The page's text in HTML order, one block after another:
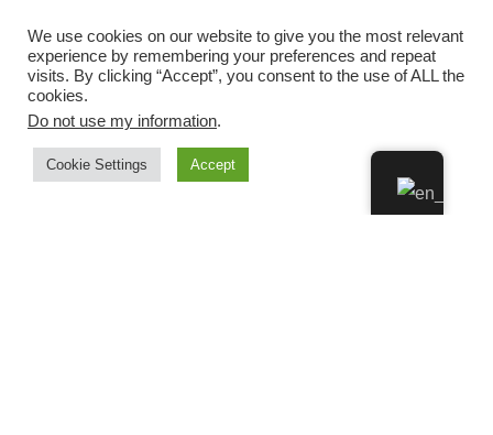
We use cookies on our website to give you the most relevant
experience by remembering your preferences and repeat
visits. By clicking “Accept”, you consent to the use of ALL the
cookies.
Do not use my information.
Cookie Settings Accept